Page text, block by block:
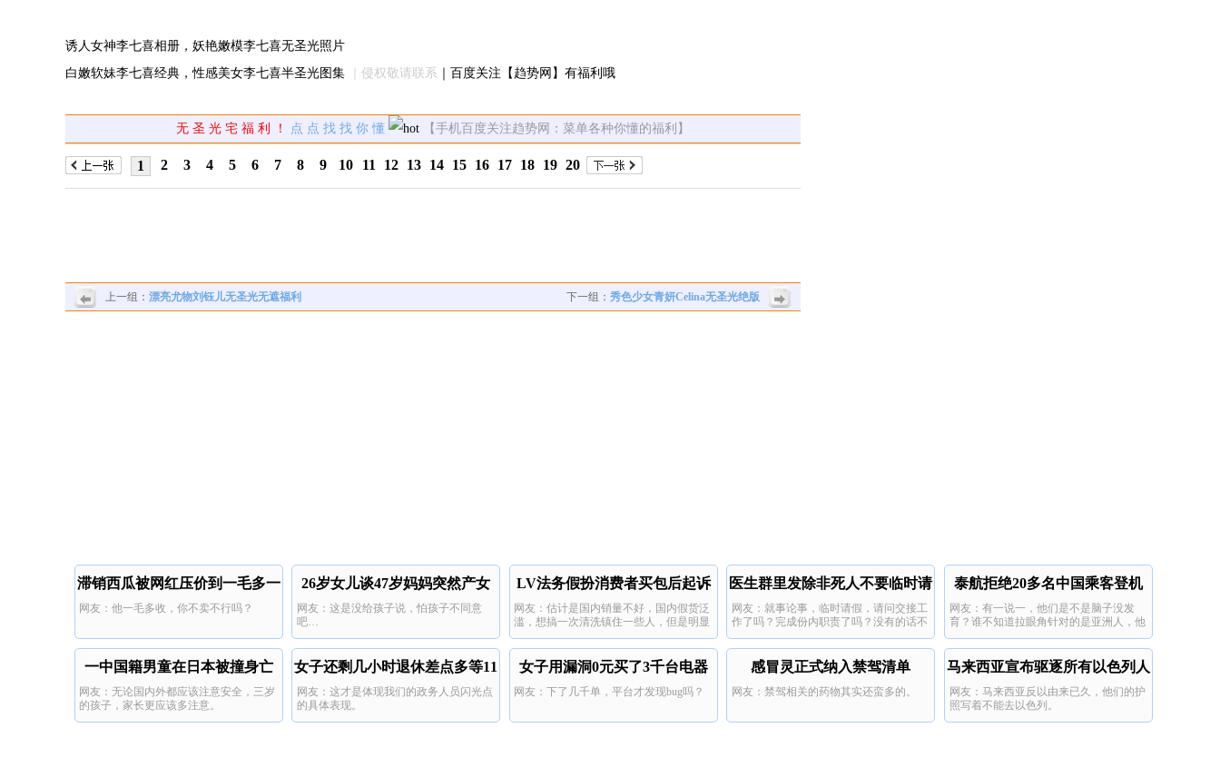
诱人女神李七喜相册，妖艳嫩模李七喜无圣光照片
白嫩软妹李七喜经典，性感美女李七喜半圣光图集
｜侵权敬请联系 ｜百度关注【趋势网】有福利哦
无 圣 光 宅 福 利 ！ 点 点 找 找 你 懂 【手机百度关注趋势网：菜单各种你懂的福利】
1 2 3 4 5 6 7 8 9 10 11 12 13 14 15 16 17 18 19 20
上一组： 漂亮尤物刘钰儿无圣光无遮福利 下一组： 秀色少女青妍Celina无圣光绝版
滞销西瓜被网红压价到一毛多一
网友：他一毛多收，你不卖不行吗？
26岁女儿谈47岁妈妈突然产女
网友：这是没给孩子说，怕孩子不同意
吧…
LV法务假扮消费者买包后起诉
百货店
网友：估计是国内销量不好，国内假货泛
滥，想搞一次清洗镇住一些人，但是明显
这个方法不好，惹人反感。
医生群里发除非死人不要临时请
假
网友：就事论事，临时请假，请问交接工
作了吗？完成份内职责了吗？没有的话不
要指责上司。
泰航拒绝20多名中国乘客登机
网友：有一说一，他们是不是脑子没发
育？谁不知道拉眼角针对的是亚洲人，他
们哪国的啊？
一中国籍男童在日本被撞身亡
网友：无论国内外都应该注意安全，三岁
的孩子，家长更应该多注意。
女子还剩几小时退休差点多等11
网友：这才是体现我们的政务人员闪光点
的具体表现。
女子用漏洞0元买了3千台电器
网友：下了几千单，平台才发现bug吗？
感冒灵正式纳入禁驾清单
网友：禁驾相关的药物其实还蛮多的。
马来西亚宣布驱逐所有以色列人
网友：马来西亚反以由来已久，他们的护
照写着不能去以色列。